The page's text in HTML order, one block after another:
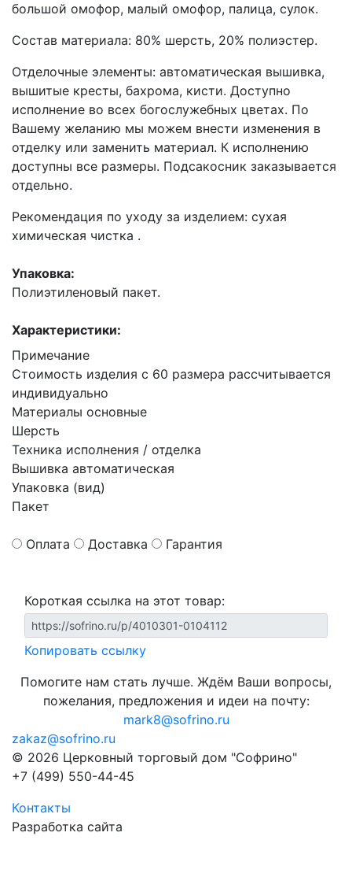
большой омофор, малый омофор, палица, сулок.
Состав материала: 80% шерсть, 20% полиэстер.
Отделочные элементы: автоматическая вышивка,
вышитые кресты, бахрома, кисти. Доступно
исполнение во всех богослужебных цветах. По
Вашему желанию мы можем внести изменения в
отделку или заменить материал. К исполнению
доступны все размеры. Подсакосник заказывается
отдельно.
Рекомендация по уходу за изделием: сухая
химическая чистка .
Упаковка:
Полиэтиленовый пакет.
Характеристики:
Примечание
Стоимость изделия с 60 размера рассчитывается
индивидуально
Материалы основные
Шерсть
Техника исполнения / отделка
Вышивка автоматическая
Упаковка (вид)
Пакет
Оплата Доставка Гарантия
Короткая ссылка на этот товар:
Копировать ссылку
Помогите нам стать лучше. Ждём Ваши вопросы,
пожелания, предложения и идеи на почту:
mark8@sofrino.ru
zakaz@sofrino.ru
© 2026 Церковный торговый дом "Софрино"
+7 (499) 550-44-45
Контакты
Разработка сайта